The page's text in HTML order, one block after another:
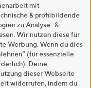
mit
& profilbildende
zu Analyse- &
Wir nutzen diese für
Werbung. Wenn du dies
(für essenzielle
Deine
dieser Webseite
widerrufen, indem du